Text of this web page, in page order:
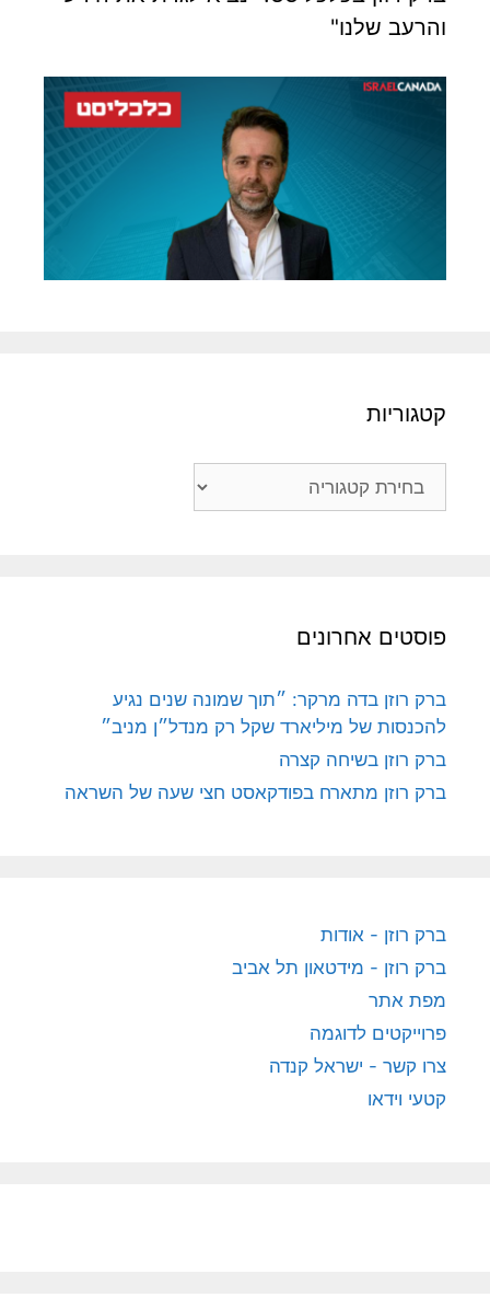
והרעב שלנו"
קטגוריות
פוסטים אחרונים
ברק רוזן בדה מרקר: ״תוך שמונה שנים נגיע
להכנסות של מיליארד שקל רק מנדל״ן מניב״
ברק רוזן בשיחה קצרה
ברק רוזן מתארח בפודקאסט חצי שעה של השראה
ברק רוזן - אודות
ברק רוזן - מידטאון תל אביב
מפת אתר
פרוייקטים לדוגמה
צרו קשר - ישראל קנדה
קטעי וידאו